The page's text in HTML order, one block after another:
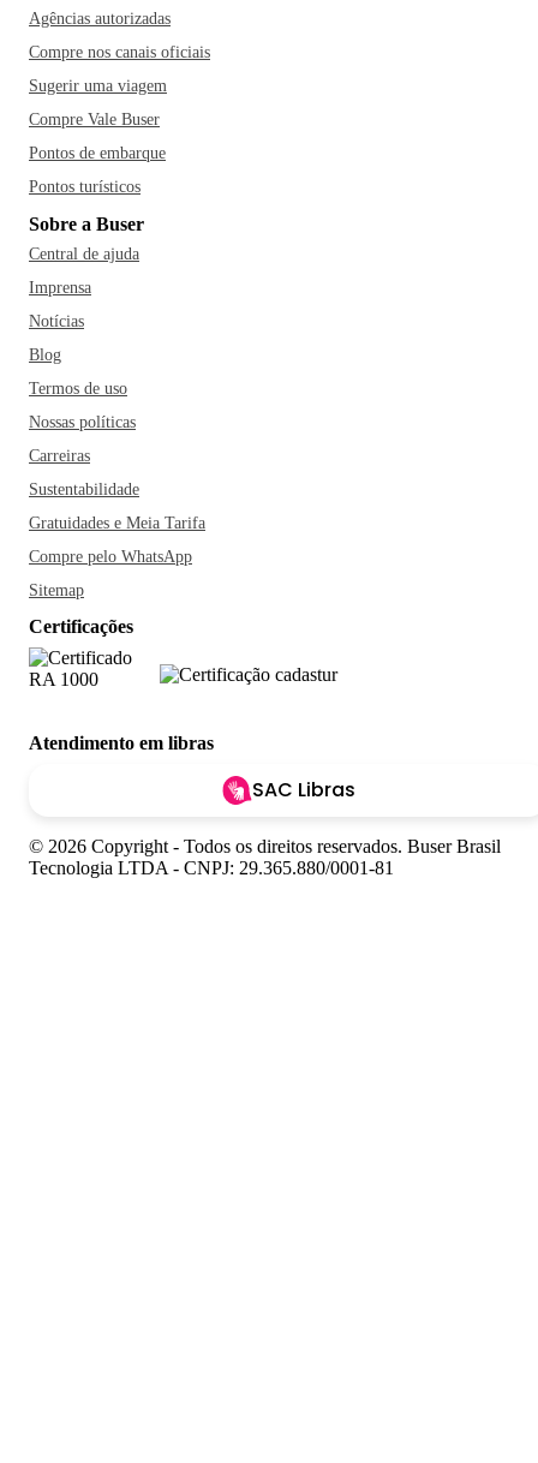
Agências autorizadas
Compre nos canais oficiais
Sugerir uma viagem
Compre Vale Buser
Pontos de embarque
Pontos turísticos
Sobre a Buser
Central de ajuda
Imprensa
Notícias
Blog
Termos de uso
Nossas políticas
Carreiras
Sustentabilidade
Gratuidades e Meia Tarifa
Compre pelo WhatsApp
Sitemap
Certificações
Atendimento em libras
SAC Libras
© 2026 Copyright - Todos os direitos reservados. Buser Brasil
Tecnologia LTDA - CNPJ: 29.365.880/0001-81